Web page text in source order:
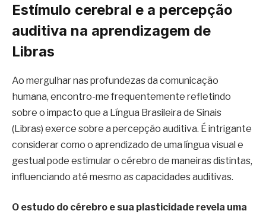
Estímulo cerebral e a percepção
auditiva na aprendizagem de
Libras
Ao mergulhar nas profundezas da comunicação
humana, encontro-me frequentemente refletindo
sobre o impacto que a Língua Brasileira de Sinais
(Libras) exerce sobre a percepção auditiva. É intrigante
considerar como o aprendizado de uma língua visual e
gestual pode estimular o cérebro de maneiras distintas,
influenciando até mesmo as capacidades auditivas.
O estudo do cérebro e sua plasticidade revela uma